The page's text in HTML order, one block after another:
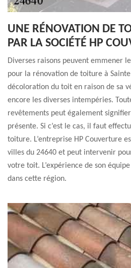
UNE RÉNOVATION DE
PAR LA SOCIÉTÉ HP
Diverses raisons peuvent emmener
pour la rénovation de toiture à
décoloration du toit en raison de sa
encore les diverses intempéries.
revêtements peut également
présente. Si c’est le cas, il faut
toiture. L’entreprise HP Couverture
villes du 24640 et peut intervenir
votre toit. L’expérience de son
dans cette région.